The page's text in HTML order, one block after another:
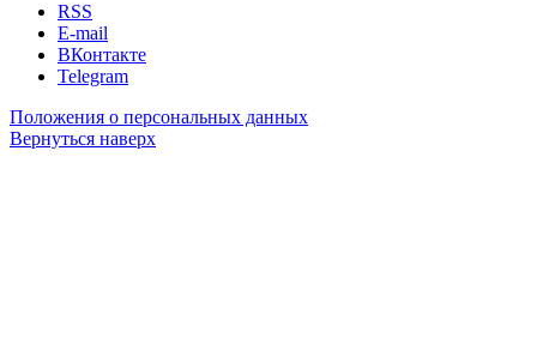
RSS
E-mail
ВКонтакте
Telegram
Положения о персональных данных
Вернуться наверх